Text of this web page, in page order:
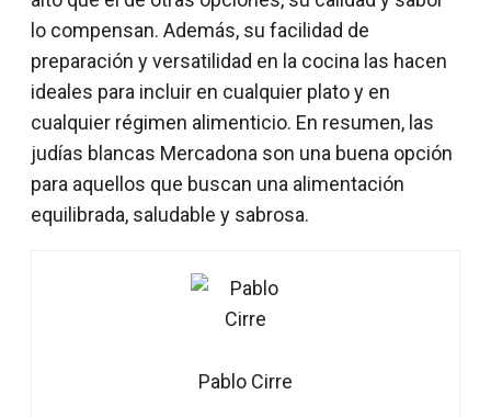
lo compensan. Además, su facilidad de
preparación y versatilidad en la cocina las hacen
ideales para incluir en cualquier plato y en
cualquier régimen alimenticio. En resumen, las
judías blancas Mercadona son una buena opción
para aquellos que buscan una alimentación
equilibrada, saludable y sabrosa.
Pablo Cirre